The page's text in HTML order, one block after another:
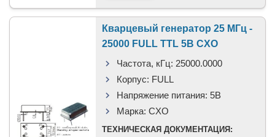
Кварцевый генератор 25 МГц -
25000 FULL TTL 5В CXO
Частота, кГц: 25000.0000
Корпус: FULL
Напряжение питания: 5В
Марка: CXO
ТЕХНИЧЕСКАЯ ДОКУМЕНТАЦИЯ: